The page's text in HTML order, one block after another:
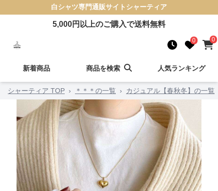
白シャツ専門通販サイト シャーティア
5,000円以上のご購入で送料無料
0 0
新着商品 商品を検索 人気ランキング
シャーティア TOP › ＊＊＊の一覧 › カジュアル【春秋冬】の一覧